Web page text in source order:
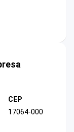
CEP
17064-000